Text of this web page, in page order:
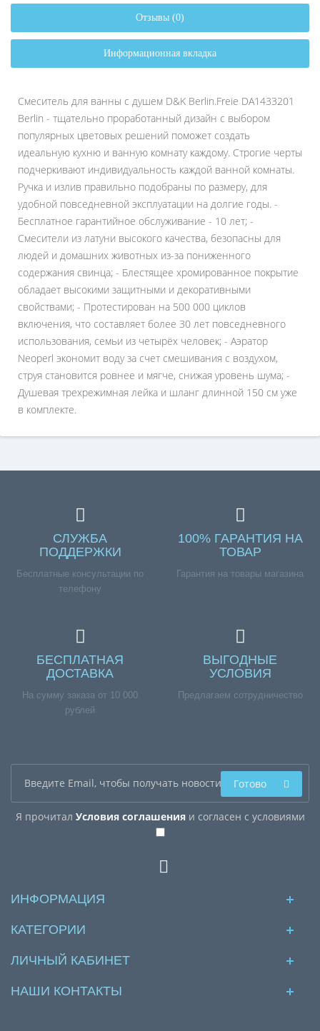
Отзывы (0)
Информационная вкладка
Смеситель для ванны с душем D&K Berlin.Freie DA1433201
Berlin - тщательно проработанный дизайн с выбором
популярных цветовых решений поможет создать
идеальную кухню и ванную комнату каждому. Строгие черты
подчеркивают индивидуальность каждой ванной комнаты.
Ручка и излив правильно подобраны по размеру, для
удобной повседневной эксплуатации на долгие годы. -
Бесплатное гарантийное обслуживание - 10 лет; -
Смесители из латуни высокого качества, безопасны для
людей и домашних животных из-за пониженного
содержания свинца; - Блестящее хромированное покрытие
обладает высокими защитными и декоративными
свойствами; - Протестирован на 500 000 циклов
включения, что составляет более 30 лет повседневного
использования, семьи из четырёх человек; - Аэратор
Neoperl экономит воду за счет смешивания с воздухом,
струя становится ровнее и мягче, снижая уровень шума; -
Душевая трехрежимная лейка и шланг длинной 150 см уже
в комплекте.
СЛУЖБА
ПОДДЕРЖКИ
Бесплатные консультации по
телефону
100% ГАРАНТИЯ НА
ТОВАР
Гарантия на товары магазина
БЕСПЛАТНАЯ
ДОСТАВКА
На сумму заказа от 10 000
рублей
ВЫГОДНЫЕ
УСЛОВИЯ
Предлагаем сотрудничество
Я прочитал Условия соглашенияи согласен с условиями
Готово
ИНФОРМАЦИЯ
КАТЕГОРИИ
ЛИЧНЫЙ КАБИНЕТ
НАШИ КОНТАКТЫ